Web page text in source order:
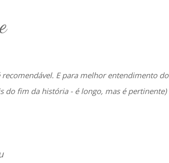
E para melhor entendimento do
do fim da história - é longo, mas é pertinente)